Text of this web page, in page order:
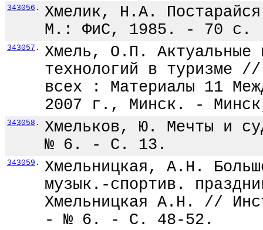
343056 .
Хмелик, Н.А.
М.: ФиС, 1985. - 70 с.
343057 .
Хмель, О.П. Актуальные
технологий в туризме
всех : Материалы 11
2007 г., Минск. -
343058 .
Хмельков, Ю. Мечты и
№ 6. - С. 13.
343059 .
Хмельницкая, А.Н.
музык.-спортив.
Хмельницкая А.Н. //
- № 6. - С. 48-52.